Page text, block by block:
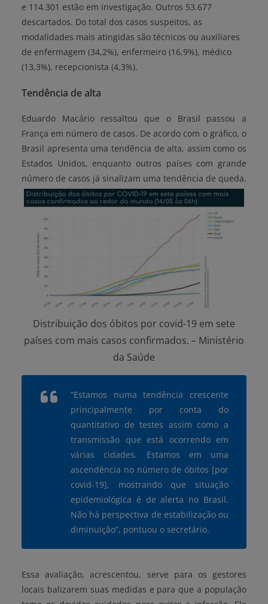
e 114.301 estão em investigação. Outros 53.677
descartados. Do total dos casos suspeitos, as
modalidades mais atingidas são técnicos ou auxiliares
de enfermagem (34,2%), enfermeiro (16,9%), médico
(13,3%), recepcionista (4,3%).
Tendência de alta
Eduardo Macário ressaltou que o Brasil passou a
França em número de casos. De acordo com o gráfico, o
Brasil apresenta uma tendência de alta, assim como os
Estados Unidos, enquanto outros países com grande
número de casos já sinalizam uma tendência de queda.
Distribuição dos óbitos por covid-19 em sete
países com mais casos confirmados. – Ministério
da Saúde
“Estamos numa tendência crescente
principalmente por conta do
quantitativo de testes assim como a
transmissão que está ocorrendo em
várias cidades. Estamos em uma
ascendência no número de óbitos [por
covid-19], mostrando que situação
epidemiológica é de alerta no Brasil.
Não há perspectiva de estabilização ou
diminuição”, pontuou o secretário.
Essa avaliação, acrescentou, serve para os gestores
locais balizarem suas medidas e para que a população